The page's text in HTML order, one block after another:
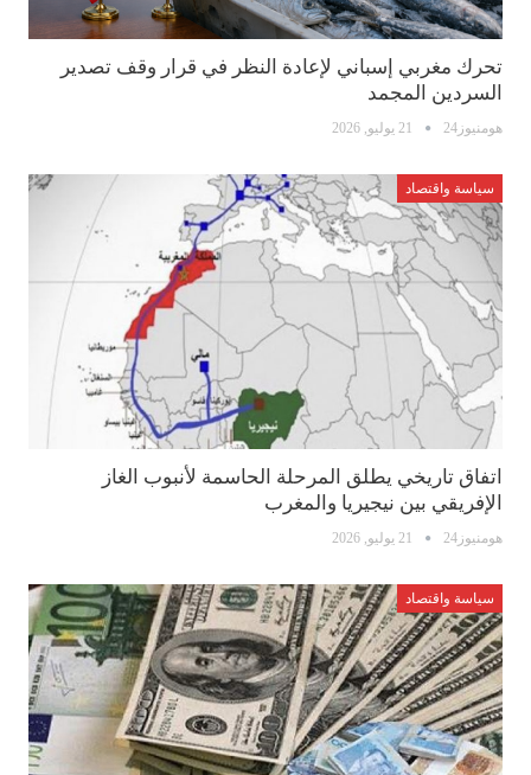
تحرك مغربي إسباني لإعادة النظر في قرار وقف تصدير
السردين المجمد
هومنيوز24 21 يوليو, 2026
سياسة واقتصاد
اتفاق تاريخي يطلق المرحلة الحاسمة لأنبوب الغاز
الإفريقي بين نيجيريا والمغرب
هومنيوز24 21 يوليو, 2026
سياسة واقتصاد